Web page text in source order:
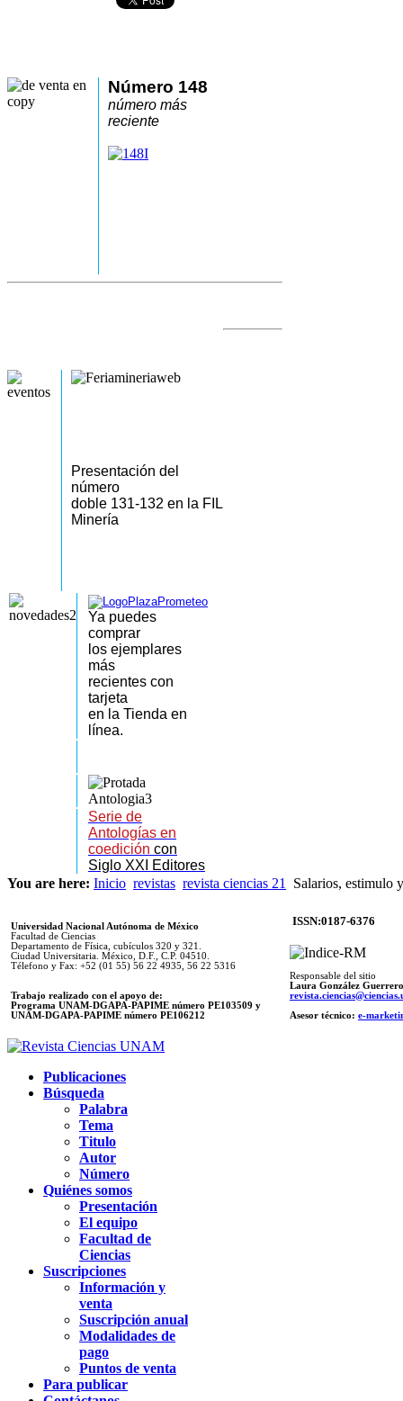
Número 148
número más
reciente
Presentación del
número
doble 131-132 en la FIL
Minería
Ya puedes
comprar
los ejemplares
más
recientes con
tarjeta
en la Tienda en
línea.
Serie de
Antologías en
coedición con
Siglo XXI Editores
You are here: Inicio revistas revista ciencias 21 Salarios, estimulo
Universidad Nacional Autónoma de México
Facultad de Ciencias
Departamento de Física, cubículos 320 y 321.
Ciudad Universitaria. México, D.F., C.P. 04510.
Télefono y Fax: +52 (01 55) 56 22 4935, 56 22 5316
Trabajo realizado con el apoyo de:
Programa UNAM-DGAPA-PAPIME número PE103509 y
UNAM-DGAPA-PAPIME número PE106212
ISSN:0187-6376
Responsable del sitio
Laura González Guerrero
Asesor técnico: e-
Publicaciones
Búsqueda
Palabra
Tema
Titulo
Autor
Número
Quiénes somos
Presentación
El equipo
Facultad de
Ciencias
Suscripciones
Información y
venta
Suscripción anual
Modalidades de
pago
Puntos de venta
Para publicar